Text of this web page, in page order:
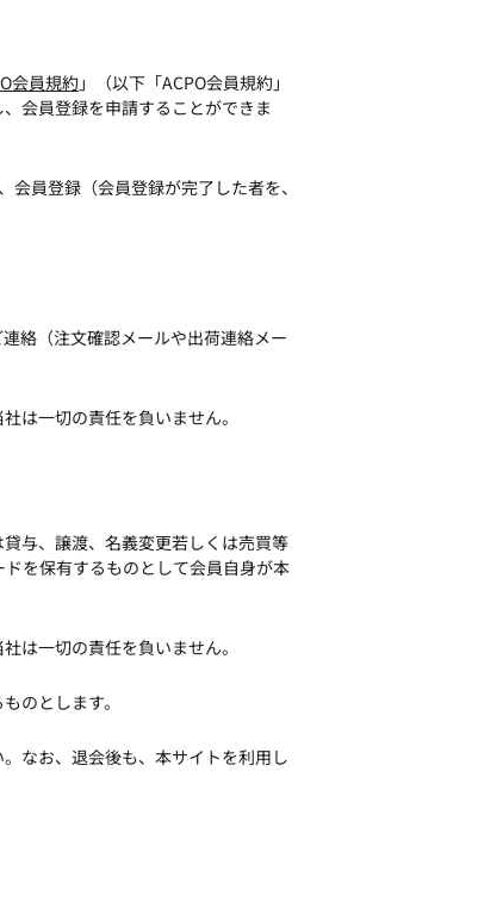
員規約」（以下「ACPO会員規約」
会員登録を申請することができま
員登録（会員登録が完了した者を、
絡（注文確認メールや出荷連絡メー
は一切の責任を負いません。
与、譲渡、名義変更若しくは売買等
を保有するものとして会員自身が本
は一切の責任を負いません。
のとします。
なお、退会後も、本サイトを利用し